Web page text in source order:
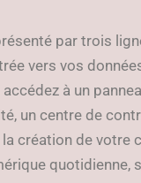
par trois
vers vos
à un
un centre de
la création de
quotidienne,